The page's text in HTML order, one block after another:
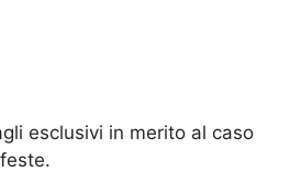
esclusivi in merito al caso